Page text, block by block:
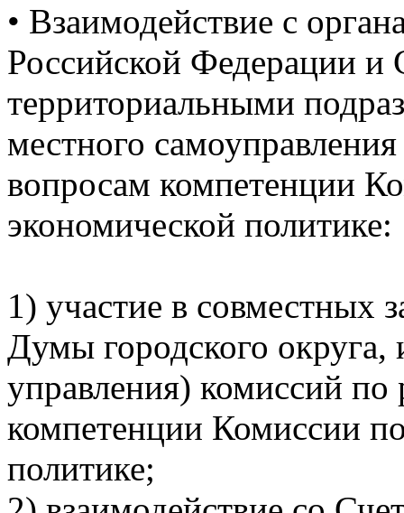
• Взаимодействие с
Российской Федерации и
территориальными
местного
вопросам компетенции
экономической политике:
1) участие в совместных
Думы городского округа,
управления) комиссий
компетенции Комиссии
политике;